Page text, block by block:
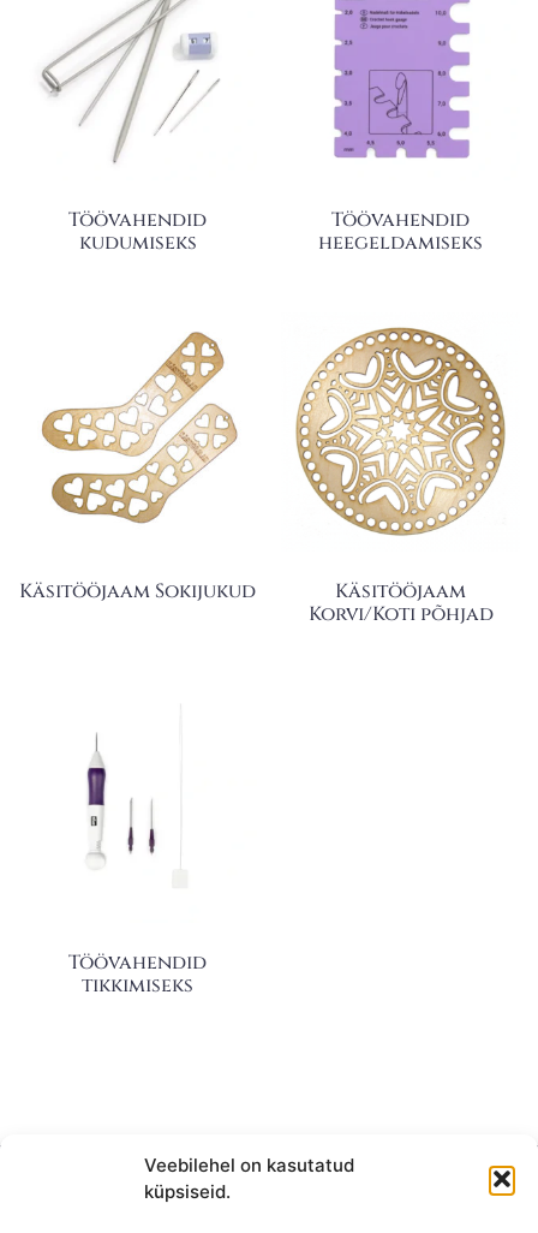
Veebilehel on kasutatud
küpsiseid.
Töövahendid
kudumiseks
Töövahendid
heegeldamiseks
Käsitööjaam Sokijukud
Käsitööjaam
Korvi/Koti põhjad
Töövahendid
tikkimiseks